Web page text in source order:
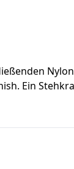
Ein